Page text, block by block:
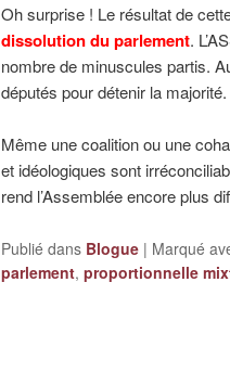
Oh surprise ! Le résultat de
dissolution du parlement.
nombre de minuscules partis.
députés pour détenir la majorité.
Même une coalition ou une
et idéologiques sont
rend l’Assemblée encore plus
Publié dans Blogue | Marqué
parlement, proportionnelle